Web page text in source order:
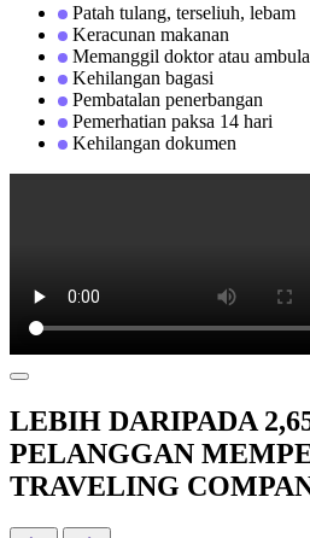
Patah tulang, terseliuh, lebam
Keracunan makanan
Memanggil doktor atau
Kehilangan bagasi
Pembatalan penerbangan
Pemerhatian paksa 14 hari
Kehilangan dokumen
LEBIH DARIPADA
PELANGGAN
TRAVELING